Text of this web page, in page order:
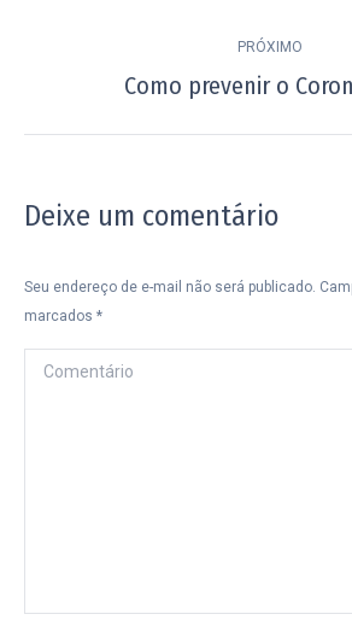
PRÓXIMO
Próximo
Como prevenir o
Deixe um comentário
Seu endereço de e-mail não será publicado.
marcados *
Comentário